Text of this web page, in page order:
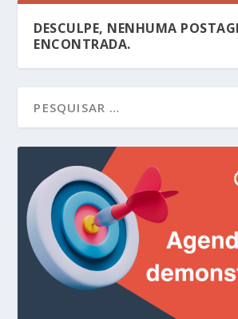
DESCULPE, NENHUMA
ENCONTRADA.